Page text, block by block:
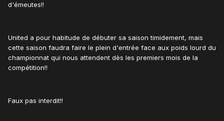
d'émeutes!!
United a pour habitude de débuter sa saison timidement, mais
cette saison faudra faire le plein d'entrée face aux poids lourd du
championnat qui nous attendent dès les premiers mois de la
compétition!!
Faux pas interdit!!